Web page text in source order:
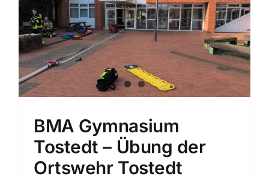
BMA Gymnasium
Tostedt – Übung der
Ortswehr Tostedt